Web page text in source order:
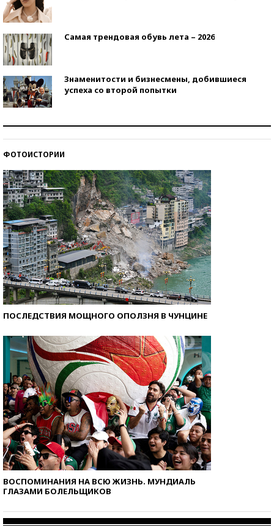
Самая трендовая обувь лета – 2026
Знаменитости и бизнесмены, добившиеся
успеха со второй попытки
ФОТОИСТОРИИ
ПОСЛЕДСТВИЯ МОЩНОГО ОПОЛЗНЯ В ЧУНЦИНЕ
ВОСПОМИНАНИЯ НА ВСЮ ЖИЗНЬ. МУНДИАЛЬ
ГЛАЗАМИ БОЛЕЛЬЩИКОВ